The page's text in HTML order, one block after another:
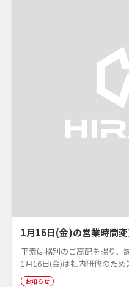
1月16日(金)の営業時間
平素は格別のご高配を賜り、
1月16日(金)は社内研修のた
お知らせ